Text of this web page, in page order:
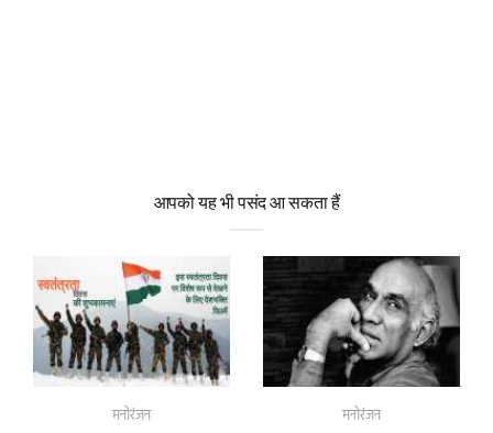
आपको यह भी पसंद आ सकता हैं
मनोरंजन मनोरंजन